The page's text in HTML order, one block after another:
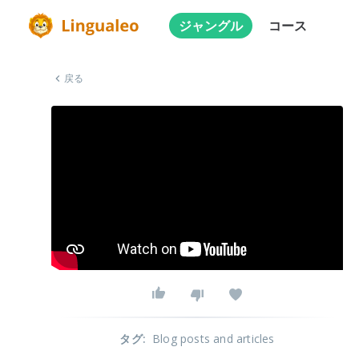
ジャングル コース
戻る
タグ: Blog posts and articles